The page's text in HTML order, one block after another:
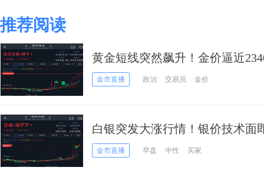
推荐阅读
黄金短线突然飙升！金价逼近
金技术分析
金市直播 政治 交易员 金价
白银突发大涨行情！银价技术面
析师白银分析
金市直播 早盘 中性 买家